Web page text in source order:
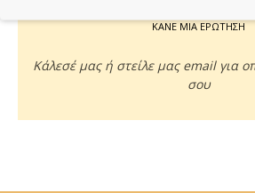
ΚΑΝΕ ΜΙΑ ΕΡΩΤΗΣΗ
Κάλεσέ μας ή στείλε μας email για
σου